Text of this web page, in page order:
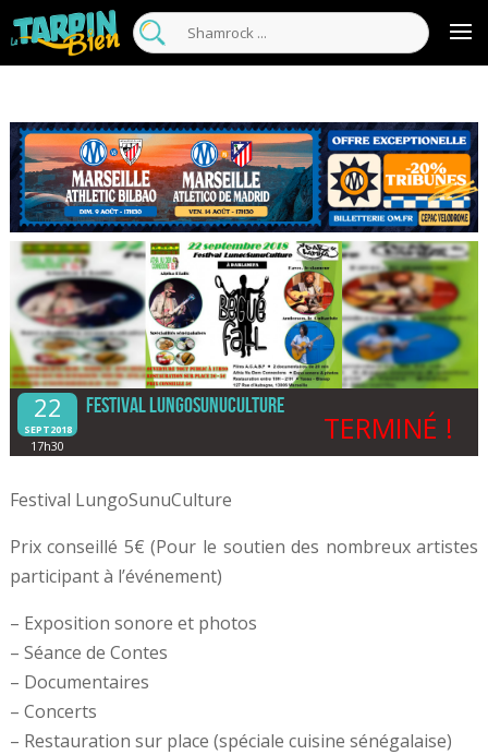
22
SEPT2018
17h30
Festival LungoSunuCulture
TERMINÉ !
Festival LungoSunuCulture
Prix conseillé 5€ (Pour le soutien des nombreux artistes
participant à l’événement)
– Exposition sonore et photos
– Séance de Contes
– Documentaires
– Concerts
– Restauration sur place (spéciale cuisine sénégalaise)